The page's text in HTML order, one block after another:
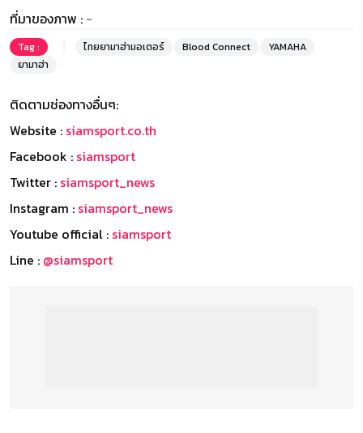
ที่มาของภาพ : -
Tag : ไทยยามาฮ่ามอเตอร์ Blood Connect
YAMAHA
ยามาฮ่า
ติดตามช่องทางอื่นๆ:
Website : siamsport.co.th
Facebook : siamsport
Twitter : siamsport_news
Instagram : siamsport_news
Youtube official : siamsport
Line : @siamsport